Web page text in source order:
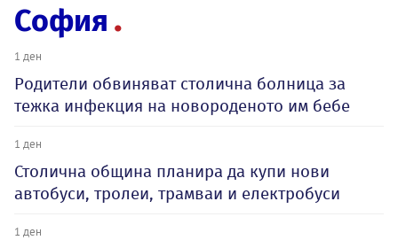
София
1 ден
Родители обвиняват столична болница за
тежка инфекция на новороденото им бебе
1 ден
Столична община планира да купи нови
автобуси, тролеи, трамваи и електробуси
1 ден